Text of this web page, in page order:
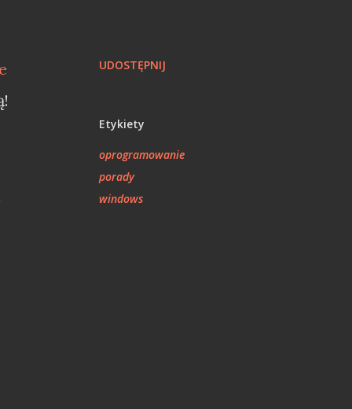
UDOSTĘPNIJ
Etykiety
oprogramowanie
porady
windows